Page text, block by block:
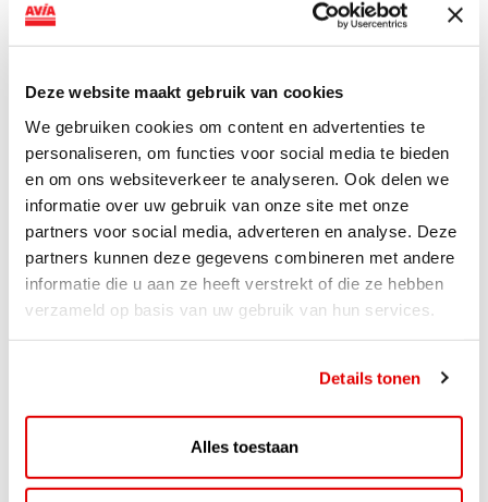
Deze website maakt gebruik van cookies
We gebruiken cookies om content en advertenties te
personaliseren, om functies voor social media te bieden
en om ons websiteverkeer te analyseren. Ook delen we
informatie over uw gebruik van onze site met onze
partners voor social media, adverteren en analyse. Deze
partners kunnen deze gegevens combineren met andere
informatie die u aan ze heeft verstrekt of die ze hebben
verzameld op basis van uw gebruik van hun services.
Details tonen
Alles toestaan
van DC-snellaadinfrastructuur AVIA VOLT en...
ViaAVIA Super Deal: 20% korting bij
ViaLuxury Hotels